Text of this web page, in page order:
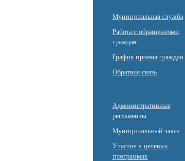
Муниципальная служба
Работа с обращениями
граждан
График приема граждан
Обратная связь
Административные
регламенты
Муниципальный заказ
Участие в целевых
программах